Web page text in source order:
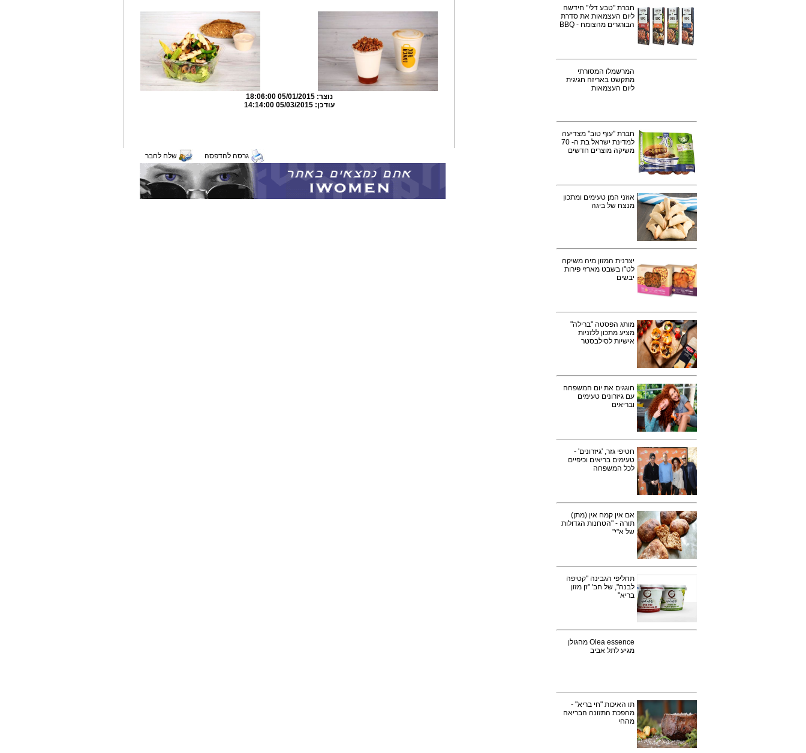
חברת "טבע דלי" חידשה
ליום העצמאות את סדרת
הבורגרים מהצומח - BBQ
המרשמלו המסורתי
מתקשט באריזה חגיגית
ליום העצמאות
חברת ''עוף טוב'' מצדיעה
למדינת ישראל בת ה- 70
משיקה מוצרים חדשים
אוזני המן טעימים ומתכון
מנצח של ביגה
יצרנית המזון מיה משיקה
לט"ו בשבט מארזי פירות
יבשים
מותג הפסטה "ברילה"
מציע מתכון ללזניות
אישיות לסילבסטר
חוגגים את יום המשפחה
עם גיזרונים טעימים
ובריאים
חטיפי גזר, 'גיזרונים' -
טעימים בריאים וכיפיים
לכל המשפחה
אם אין קמח אין (מתן)
תורה - "הטחנות הגדולות
של א"י"
תחליפי הגבינה "קטיפה
לבנה", של חב' "זן מזון
בריא"
Olea essence מהגולן
מגיע לתל אביב
תו האיכות "חי בריא" -
מהפכת התזונה הבריאה
מהחי
נוצר:05/01/2015 18:06:00
עודכן:05/03/2015 14:14:00
גרסה להדפסה שלח לחבר